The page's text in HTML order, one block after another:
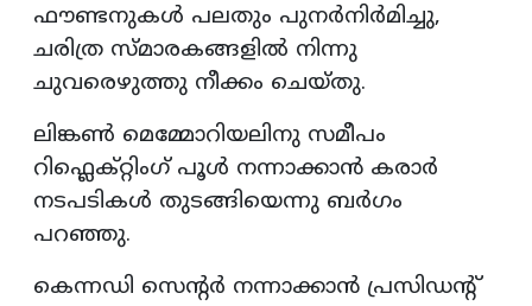
ഫൗണ്ടനുകൾ പലതും പുനർനിർമിച്ചു,
ചരിത്ര സ്മാരകങ്ങളിൽ നിന്നു
ചുവരെഴുത്തു നീക്കം ചെയ്തു.
ലിങ്കൺ മെമ്മോറിയലിനു സമീപം
റിഫ്ലെക്റ്റിംഗ് പൂൾ നന്നാക്കാൻ കരാർ
നടപടികൾ തുടങ്ങിയെന്നു ബർഗം
പറഞ്ഞു.
കെന്നഡി സെന്റർ നന്നാക്കാൻ പ്രസിഡന്റ്